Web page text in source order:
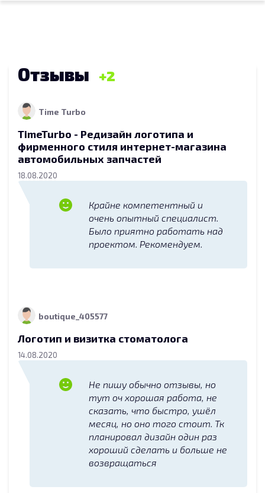
Отзывы 2
Time Turbo
TimeTurbo - Редизайн логотипа и
фирменного стиля интернет-магазина
автомобильных запчастей
18.08.2020
Крайне компетентный и
очень опытный специалист.
Было приятно работать над
проектом. Рекомендуем.
boutique_405577
Логотип и визитка стоматолога
14.08.2020
Не пишу обычно отзывы, но
тут оч хорошая работа, не
сказать, что быстро, ушёл
месяц, но оно того стоит. Тк
планировал дизайн один раз
хороший сделать и больше не
возвращаться